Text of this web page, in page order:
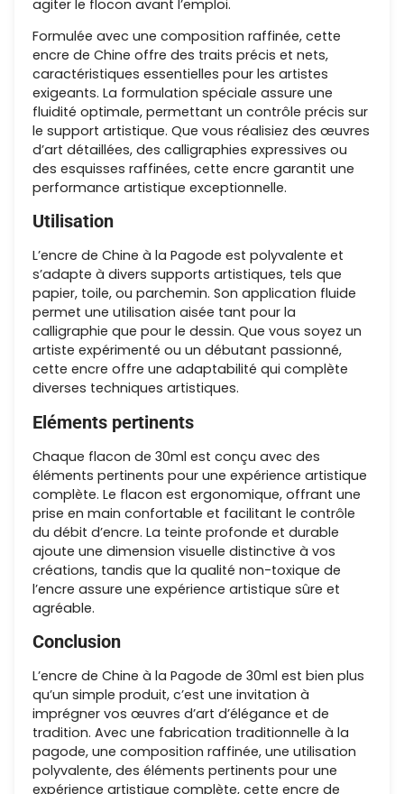
agiter le flocon avant l’emploi.
Formulée avec une composition raffinée, cette
encre de Chine offre des traits précis et nets,
caractéristiques essentielles pour les artistes
exigeants. La formulation spéciale assure une
fluidité optimale, permettant un contrôle précis sur
le support artistique. Que vous réalisiez des œuvres
d’art détaillées, des calligraphies expressives ou
des esquisses raffinées, cette encre garantit une
performance artistique exceptionnelle.
Utilisation
L’encre de Chine à la Pagode est polyvalente et
s’adapte à divers supports artistiques, tels que
papier, toile, ou parchemin. Son application fluide
permet une utilisation aisée tant pour la
calligraphie que pour le dessin. Que vous soyez un
artiste expérimenté ou un débutant passionné,
cette encre offre une adaptabilité qui complète
diverses techniques artistiques.
Eléments pertinents
Chaque flacon de 30ml est conçu avec des
éléments pertinents pour une expérience artistique
complète. Le flacon est ergonomique, offrant une
prise en main confortable et facilitant le contrôle
du débit d’encre. La teinte profonde et durable
ajoute une dimension visuelle distinctive à vos
créations, tandis que la qualité non-toxique de
l’encre assure une expérience artistique sûre et
agréable.
Conclusion
L’encre de Chine à la Pagode de 30ml est bien plus
qu’un simple produit, c’est une invitation à
imprégner vos œuvres d’art d’élégance et de
tradition. Avec une fabrication traditionnelle à la
pagode, une composition raffinée, une utilisation
polyvalente, des éléments pertinents pour une
expérience artistique complète, cette encre de